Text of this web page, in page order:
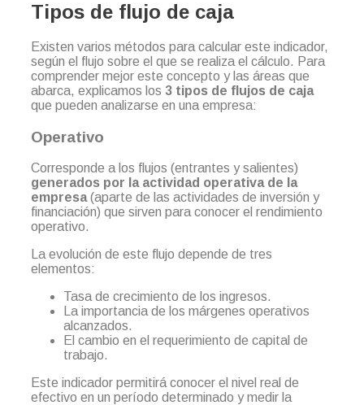
Tipos de flujo de caja
Existen varios métodos para calcular este indicador,
según el flujo sobre el que se realiza el cálculo. Para
comprender mejor este concepto y las áreas que
abarca, explicamos los 3 tipos de flujos de caja
que pueden analizarse en una empresa:
Operativo
Corresponde a los flujos (entrantes y salientes)
generados por la actividad operativa de la
empresa(aparte de las actividades de inversión y
financiación) que sirven para conocer el rendimiento
operativo.
La evolución de este flujo depende de tres
elementos:
Tasa de crecimiento de los ingresos.
La importancia de los márgenes operativos
alcanzados.
El cambio en el requerimiento de capital de
trabajo.
Este indicador permitirá conocer el nivel real de
efectivo en un período determinado y medir la